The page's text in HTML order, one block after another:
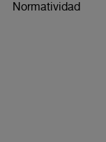
Normatividad